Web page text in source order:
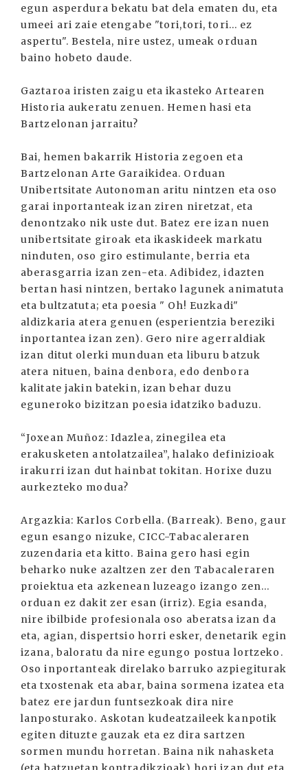
egun asperdura bekatu bat dela ematen du, eta
umeei ari zaie etengabe "tori,tori, tori... ez
aspertu". Bestela, nire ustez, umeak orduan
baino hobeto daude.
Gaztaroa iristen zaigu eta ikasteko Artearen
Historia aukeratu zenuen. Hemen hasi eta
Bartzelonan jarraitu?
Bai, hemen bakarrik Historia zegoen eta
Bartzelonan Arte Garaikidea. Orduan
Unibertsitate Autonoman aritu nintzen eta oso
garai inportanteak izan ziren niretzat, eta
denontzako nik uste dut. Batez ere izan nuen
unibertsitate giroak eta ikaskideek markatu
ninduten, oso giro estimulante, berria eta
aberasgarria izan zen-eta. Adibidez, idazten
bertan hasi nintzen, bertako lagunek animatuta
eta bultzatuta; eta poesia " Oh! Euzkadi"
aldizkaria atera genuen (esperientzia bereziki
inportantea izan zen). Gero nire agerraldiak
izan ditut olerki munduan eta liburu batzuk
atera nituen, baina denbora, edo denbora
kalitate jakin batekin, izan behar duzu
eguneroko bizitzan poesia idatziko baduzu.
“Joxean Muñoz: Idazlea, zinegilea eta
erakusketen antolatzailea”, halako definizioak
irakurri izan dut hainbat tokitan. Horixe duzu
aurkezteko modua?
Argazkia: Karlos Corbella. (Barreak). Beno, gaur
egun esango nizuke, CICC-Tabacaleraren
zuzendaria eta kitto. Baina gero hasi egin
beharko nuke azaltzen zer den Tabacaleraren
proiektua eta azkenean luzeago izango zen...
orduan ez dakit zer esan (irriz). Egia esanda,
nire ibilbide profesionala oso aberatsa izan da
eta, agian, dispertsio horri esker, denetarik egin
izana, baloratu da nire egungo postua lortzeko.
Oso inportanteak direlako barruko azpiegiturak
eta txostenak eta abar, baina sormena izatea eta
batez ere jardun funtsezkoak dira nire
lanposturako. Askotan kudeatzaileek kanpotik
egiten dituzte gauzak eta ez dira sartzen
sormen mundu horretan. Baina nik nahasketa